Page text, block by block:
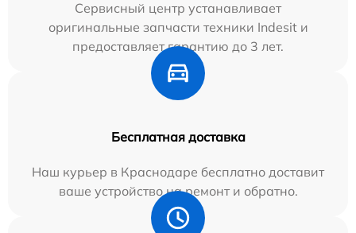
Сервисный центр устанавливает
оригинальные запчасти техники Indesit и
предоставляет гарантию до 3 лет.
Бесплатная доставка
Наш курьер в Краснодаре бесплатно доставит
ваше устройство на ремонт и обратно.